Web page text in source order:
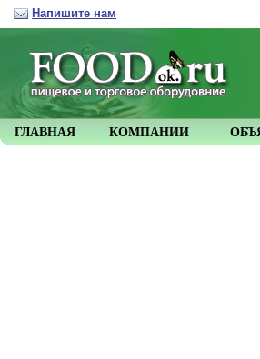
ГЛАВНАЯ КОМПАНИИ
Напишите нам